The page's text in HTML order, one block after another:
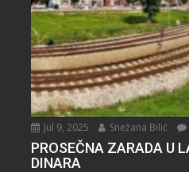
Jul 9, 2025 Snežana Bilić
PROSEČNA ZARADA U
DINARA